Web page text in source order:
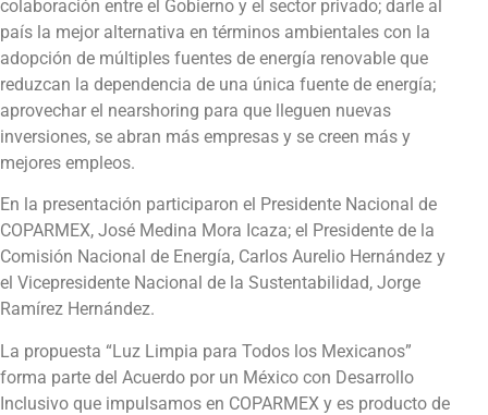
colaboración entre el Gobierno y el sector privado; darle al
país la mejor alternativa en términos ambientales con la
adopción de múltiples fuentes de energía renovable que
reduzcan la dependencia de una única fuente de energía;
aprovechar el nearshoring para que lleguen nuevas
inversiones, se abran más empresas y se creen más y
mejores empleos.
En la presentación participaron el Presidente Nacional de
COPARMEX, José Medina Mora Icaza; el Presidente de la
Comisión Nacional de Energía, Carlos Aurelio Hernández y
el Vicepresidente Nacional de la Sustentabilidad, Jorge
Ramírez Hernández.
La propuesta “Luz Limpia para Todos los Mexicanos”
forma parte del Acuerdo por un México con Desarrollo
Inclusivo que impulsamos en COPARMEX y es producto de